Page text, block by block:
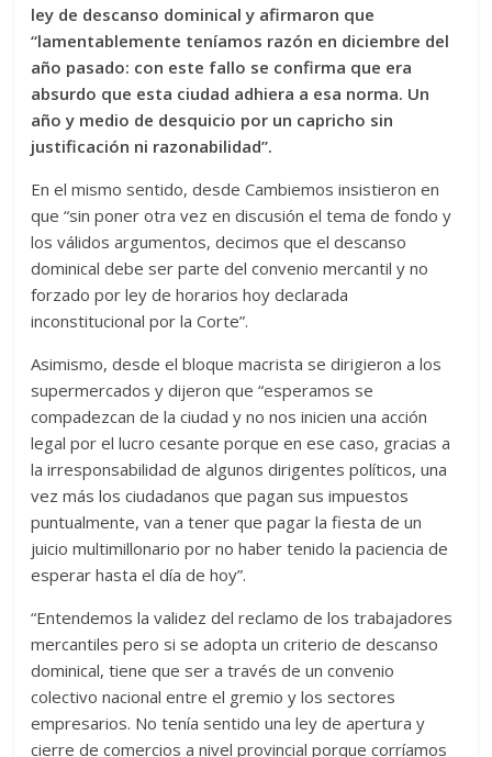
ley de descanso dominical y afirmaron que
“lamentablemente teníamos razón en diciembre del
año pasado: con este fallo se confirma que era
absurdo que esta ciudad adhiera a esa norma. Un
año y medio de desquicio por un capricho sin
justificación ni razonabilidad”.
En el mismo sentido, desde Cambiemos insistieron en
que “sin poner otra vez en discusión el tema de fondo y
los válidos argumentos, decimos que el descanso
dominical debe ser parte del convenio mercantil y no
forzado por ley de horarios hoy declarada
inconstitucional por la Corte”.
Asimismo, desde el bloque macrista se dirigieron a los
supermercados y dijeron que “esperamos se
compadezcan de la ciudad y no nos inicien una acción
legal por el lucro cesante porque en ese caso, gracias a
la irresponsabilidad de algunos dirigentes políticos, una
vez más los ciudadanos que pagan sus impuestos
puntualmente, van a tener que pagar la fiesta de un
juicio multimillonario por no haber tenido la paciencia de
esperar hasta el día de hoy”.
“Entendemos la validez del reclamo de los trabajadores
mercantiles pero si se adopta un criterio de descanso
dominical, tiene que ser a través de un convenio
colectivo nacional entre el gremio y los sectores
empresarios. No tenía sentido una ley de apertura y
cierre de comercios a nivel provincial porque corríamos